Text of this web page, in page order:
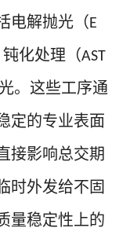
电解抛光（E
化处理（AST
。这些工序通
定的专业表面
接影响总交期
时外发给不固
量稳定性上的